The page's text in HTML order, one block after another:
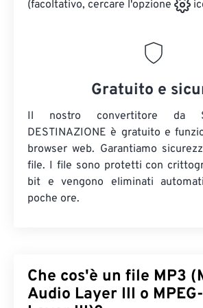
(facoltativo, cercare l'opzione
Gratuito e
Il nostro convertitore da
DESTINAZIONE è gratuito e
browser web. Garantiamo
file. I file sono protetti con
bit e vengono eliminati
poche ore.
Che cos'è un file MP3
Audio Layer III o